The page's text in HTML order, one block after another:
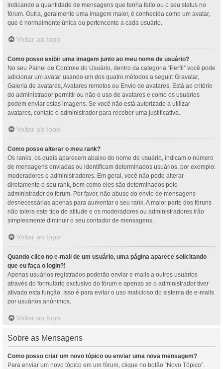
indicando a quantidade de mensagens que tenha feito ou o seu status no
fórum. Outra, geralmente uma imagem maior, é conhecida como um avatar,
que é normalmente única ou pertencente a cada usuário.
Voltar ao topo
Como posso exibir uma imagem junto ao meu nome de usuário?
No seu Painel de Controle do Usuário, dentro da categoria “Perfil” você pode
adicionar um avatar usando um dos quatro métodos a seguir: Gravatar,
Galeria de avatares, Avatares remotos ou Envio de avatares. Está ao critério
do administrador permitir ou não o uso de avatares e como os usuários
podem enviar estas imagens. Se você não está autorizado a utilizar
avatares, contate o administrador para receber uma justificativa.
Voltar ao topo
Como posso alterar o meu rank?
Os ranks, os quais aparecem abaixo do nome de usuário, indicam o número
de mensagens enviadas ou identificam determinados usuários, por exemplo:
moderadores e administradores. Em geral, você não pode alterar
diretamente o seu rank, bem como eles são determinados pelo
administrador do fórum. Por favor, não abuse do envio de mensagens
desnecessárias apenas para aumentar o seu rank. A maior parte dos fóruns
não tolera este tipo de atitude e os moderadores ou administradores irão
simplesmente diminuir o seu contador de mensagens.
Voltar ao topo
Quando clico no e-mail de um usuário, uma página aparece solicitando
que eu faça o login?!
Apenas usuários registrados poderão enviar e-mails a outros usuários
através do formulário exclusivo do fórum e apenas se o administrador tiver
ativado esta função. Isso é para evitar o uso malicioso do sistema de e-mails
por usuários anônimos.
Voltar ao topo
Sobre as Mensagens
Como posso criar um novo tópico ou enviar uma nova mensagem?
Para enviar um novo tópico em um fórum, clique no botão “Novo Tópico”.